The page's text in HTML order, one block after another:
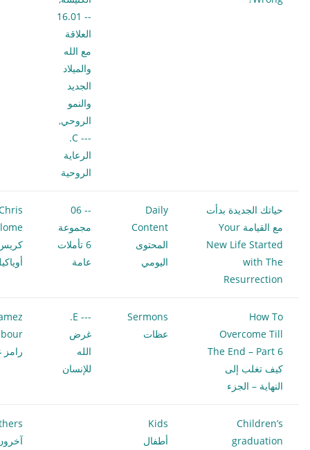
-- 16.01
العلاقة
مع الله
والميلاد
الجديد
والنمو
الروحي,
--- C.
الرعاية
الروحية
حياتك الجديدة بدأت
مع القيامة Your
New Life Started
with The
Resurrection
Daily
Content
المحتوى
اليومي
-- 06
مجموعة
6 تأملات
عامة
How To
Overcome Till
The End – Part 6
كيف تغلب إلى
النهاية – الجزء
Sermons
عظات
--- E.
غرض
الله
للإنسان
رامز
Children’s
graduation
Kids
أطفال